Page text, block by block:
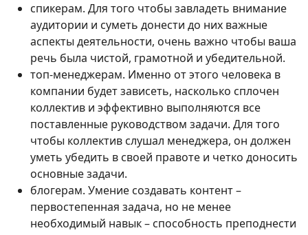
спикерам. Для того чтобы завладеть внимание
аудитории и суметь донести до них важные
аспекты деятельности, очень важно чтобы ваша
речь была чистой, грамотной и убедительной.
топ-менеджерам. Именно от этого человека в
компании будет зависеть, насколько сплочен
коллектив и эффективно выполняются все
поставленные руководством задачи. Для того
чтобы коллектив слушал менеджера, он должен
уметь убедить в своей правоте и четко доносить
основные задачи.
блогерам. Умение создавать контент –
первостепенная задача, но не менее
необходимый навык – способность преподнести